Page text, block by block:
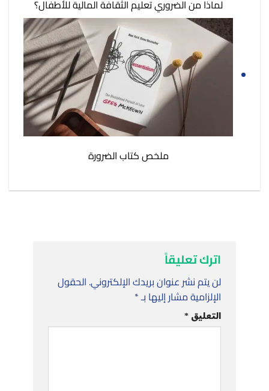
لماذا من الضروري تعليم الثقافة المالية للأطفال؟
ملخص كتاب الضرورة
اترك تعليقاً
لن يتم نشر عنوان بريدك الإلكتروني. الحقول
الإلزامية مشار إليها بـ*
التعليق*